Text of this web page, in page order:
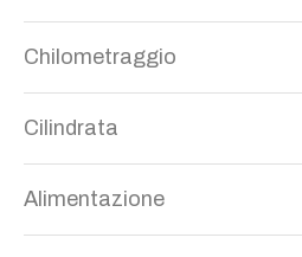
Chilometraggio
Cilindrata
Alimentazione